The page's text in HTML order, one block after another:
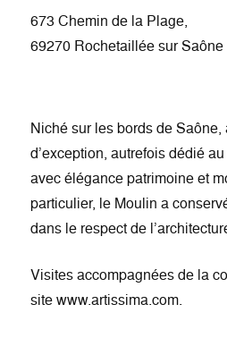
673 Chemin de la Plage,
69270 Rochetaillée sur Saône
Niché sur les bords de
d’exception, autrefois dédié
avec élégance patrimoine et
particulier, le Moulin a
dans le respect de
Visites accompagnées de la
site www.artissima.com.